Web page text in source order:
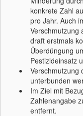
konkrete Zahl
pro Jahr. Auch
Verschmutzung
draft erstmals
Überdüngung
Pestizideinsatz
Verschmutzung
unterbunden
Im Ziel mit
Zahlenangabe
entfernt.